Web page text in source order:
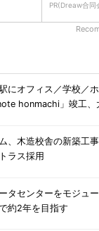
PR(Dreaw合同
にオフィス／学校／
honmachi」竣工、
、木造校舎の新築工
ラス採用
タセンターをモジュ
約2年を目指す